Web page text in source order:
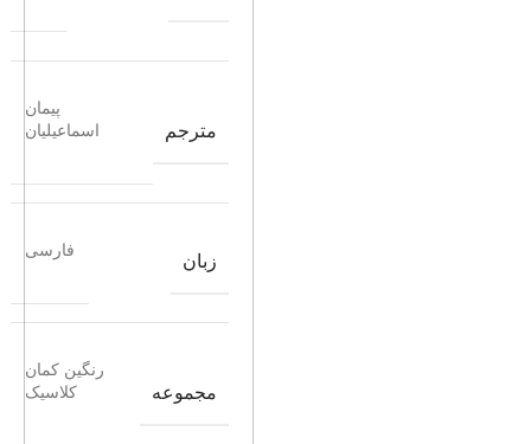
مترجم
پیمان
اسماعیلیان
زبان
فارسی
مجموعه
رنگین کمان
کلاسیک